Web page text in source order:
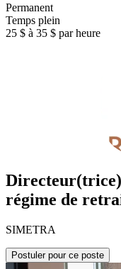
Permanent
Temps plein
25 $ à 35 $ par heure
régime de
SIMETRA
Postuler pour ce poste